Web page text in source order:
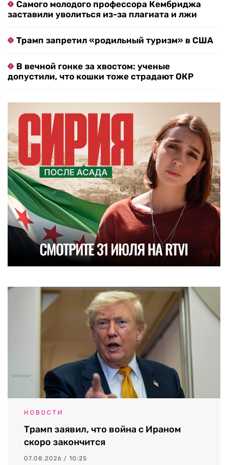
Самого молодого профессора Кембриджа
заставили уволиться из-за плагиата и лжи
Трамп запретил «родильный туризм» в США
В вечной гонке за хвостом: ученые
допустили, что кошки тоже страдают ОКР
НОВОСТИ
Трамп заявил, что война с Ираном
скоро закончится
07.08.2026 / 10:25